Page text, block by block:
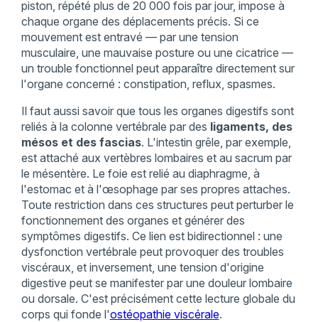
piston, répété plus de 20 000 fois par jour, impose à
chaque organe des déplacements précis. Si ce
mouvement est entravé — par une tension
musculaire, une mauvaise posture ou une cicatrice —
un trouble fonctionnel peut apparaître directement sur
l'organe concerné : constipation, reflux, spasmes.
Il faut aussi savoir que tous les organes digestifs sont
reliés à la colonne vertébrale par des ligaments, des
mésos et des fascias. L'intestin grêle, par exemple,
est attaché aux vertèbres lombaires et au sacrum par
le mésentère. Le foie est relié au diaphragme, à
l'estomac et à l'œsophage par ses propres attaches.
Toute restriction dans ces structures peut perturber le
fonctionnement des organes et générer des
symptômes digestifs. Ce lien est bidirectionnel : une
dysfonction vertébrale peut provoquer des troubles
viscéraux, et inversement, une tension d'origine
digestive peut se manifester par une douleur lombaire
ou dorsale. C'est précisément cette lecture globale du
corps qui fonde l'ostéopathie viscérale.